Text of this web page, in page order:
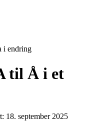
i endring
til Å i et
18. september 2025